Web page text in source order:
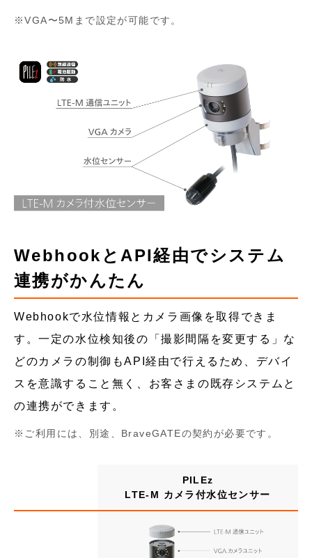
VGA〜5Mまで設定が可能です。
WebhookとAPI経由でシステム
連携がかんたん
Webhookで水位情報とカメラ画像を取得できま
す。一定の水位検知後の「撮影間隔を変更する」な
どのカメラの制御もAPI経由で行えるため、デバイ
スを意識すること無く、お客さまの既存システムと
の連携ができます。
ご利用には、別途、BraveGATEの契約が必要です。
PILEz
LTE-M カメラ付水位センサー